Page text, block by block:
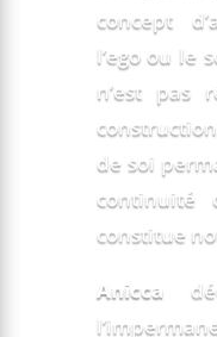
concept
l’ego ou le
n’est pas
de soi
continuité
constitue
Anicca